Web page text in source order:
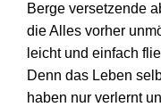
Berge versetzende
die Alles vorher
leicht und einfach
Denn das Leben
haben nur verlernt